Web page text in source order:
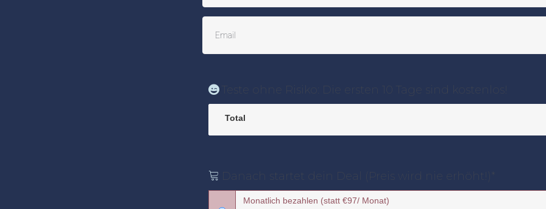
Teste ohne Risiko: Die ersten 10 Tage sind kostenlos!
Total
Danach startet dein Deal (Preis wird nie erhöht!)*
Monatlich bezahlen (statt €97/ Monat)